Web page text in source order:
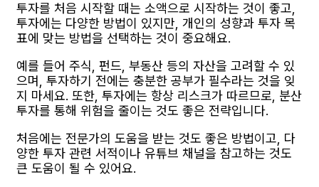
투자를 처음 시작할 때는 소액으로 시작하는 것이 좋고,
투자에는 다양한 방법이 있지만, 개인의 성향과 투자 목
표에 맞는 방법을 선택하는 것이 중요해요.
예를 들어 주식, 펀드, 부동산 등의 자산을 고려할 수 있
으며, 투자하기 전에는 충분한 공부가 필수라는 것을 잊
지 마세요. 또한, 투자에는 항상 리스크가 따르므로, 분산
투자를 통해 위험을 줄이는 것도 좋은 전략입니다.
처음에는 전문가의 도움을 받는 것도 좋은 방법이고, 다
양한 투자 관련 서적이나 유튜브 채널을 참고하는 것도
큰 도움이 될 수 있어요.